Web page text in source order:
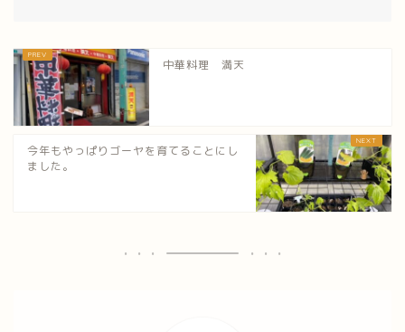
中華料理 満天
今年もやっぱりゴーヤを育てることにし
ました。